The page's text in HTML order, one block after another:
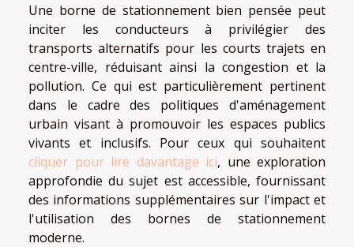
Une borne de stationnement bien pensée peut
inciter les conducteurs à privilégier des
transports alternatifs pour les courts trajets en
centre-ville, réduisant ainsi la congestion et la
pollution. Ce qui est particulièrement pertinent
dans le cadre des politiques d'aménagement
urbain visant à promouvoir les espaces publics
vivants et inclusifs. Pour ceux qui souhaitent
cliquer pour lire davantage ici, une exploration
approfondie du sujet est accessible, fournissant
des informations supplémentaires sur l'impact et
l'utilisation des bornes de stationnement
moderne.